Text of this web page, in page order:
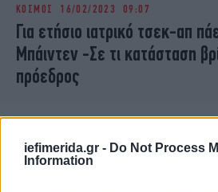
iefimerida.gr - Do Not Process
Information
ΚΟΣΜΟΣ 16/02/2023 09:07
Για ετήσιο ιατρικό τσεκ-απ
Μπάιντεν -Σε τι κατάσταση
πρόεδρος